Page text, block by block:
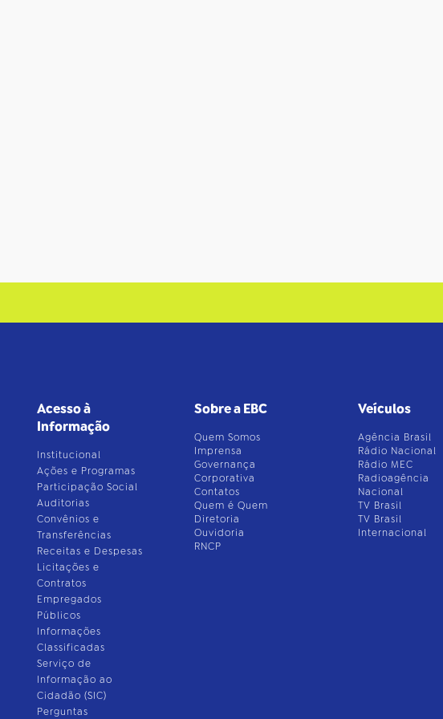
Acesso à
Informação
Institucional
Ações e Programas
Participação Social
Auditorias
Convênios e
Transferências
Receitas e Despesas
Licitações e
Contratos
Empregados
Públicos
Informações
Classificadas
Serviço de
Informação ao
Cidadão (SIC)
Perguntas
Sobre a EBC
Quem Somos
Imprensa
Governança
Corporativa
Contatos
Quem é Quem
Diretoria
Ouvidoria
RNCP
Veículos
Agência Brasil
Rádio Nacional
Rádio MEC
Radioagência
Nacional
TV Brasil
TV Brasil
Internacional